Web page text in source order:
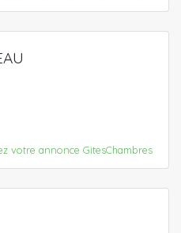
votre annonce GitesChambres